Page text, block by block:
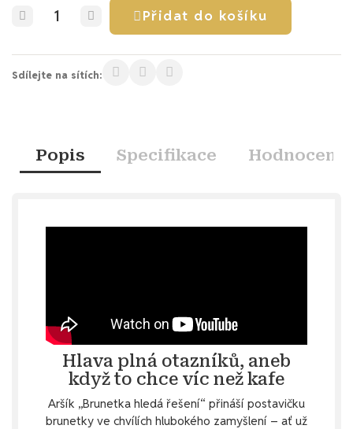
Přidat do košíku
Sdílejte na sítích:
Popis Specifikace Hodnocení
Hlava plná otazníků, aneb
když to chce víc než kafe
Aršík „Brunetka hledá řešení“ přináší postavičku
brunetky ve chvílích hlubokého zamyšlení – ať už